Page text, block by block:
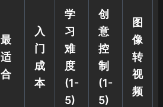
最
适
合
入
门
成
本
学
习
难
度
(1-
5)
创
意
控
制
(1-
5)
图
像
转
视
频